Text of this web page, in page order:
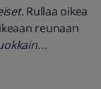
. Rullaa oikea
reunaan